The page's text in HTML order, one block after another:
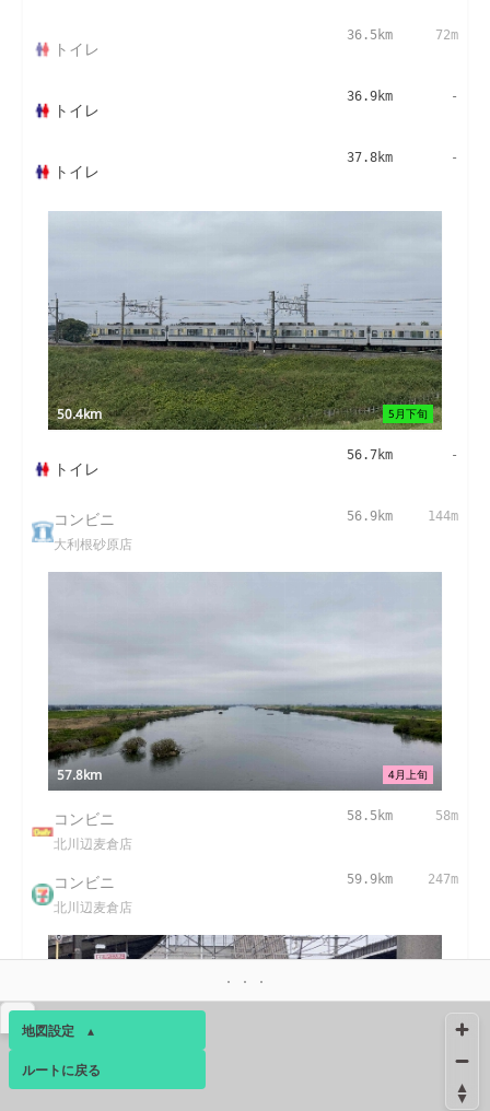
トイレ
36.5km 72m
トイレ
36.9km -
トイレ
37.8km -
5月下旬
50.4km
トイレ
56.7km -
コンビニ
大利根砂原店
56.9km 144m
4月上旬
57.8km
コンビニ
北川辺麦倉店
58.5km 58m
コンビニ
北川辺麦倉店
59.9km 247m
地図設定 ▴
ベース ▴
ルートに戻る